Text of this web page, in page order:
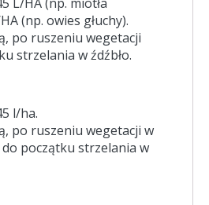
(np. owies głuchy).
po ruszeniu wegetacji
strzelania w źdźbło.
l/ha.
po ruszeniu wegetacji w
początku strzelania w